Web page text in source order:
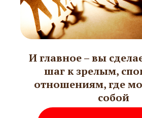
И главное – вы
шаг к зрелым,
отношениям, где
собой